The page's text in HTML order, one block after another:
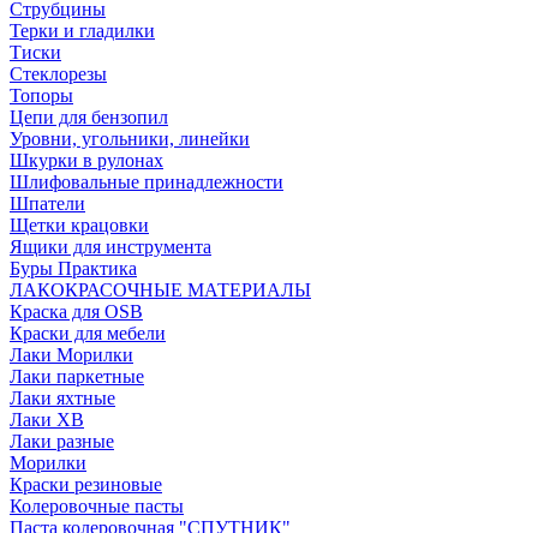
Струбцины
Терки и гладилки
Тиски
Стеклорезы
Топоры
Цепи для бензопил
Уровни, угольники, линейки
Шкурки в рулонах
Шлифовальные принадлежности
Шпатели
Щетки крацовки
Ящики для инструмента
Буры Практика
ЛАКОКРАСОЧНЫЕ МАТЕРИАЛЫ
Краска для OSB
Краски для мебели
Лаки Морилки
Лаки паркетные
Лаки яхтные
Лаки ХВ
Лаки разные
Морилки
Краски резиновые
Колеровочные пасты
Паста колеровочная "СПУТНИК"